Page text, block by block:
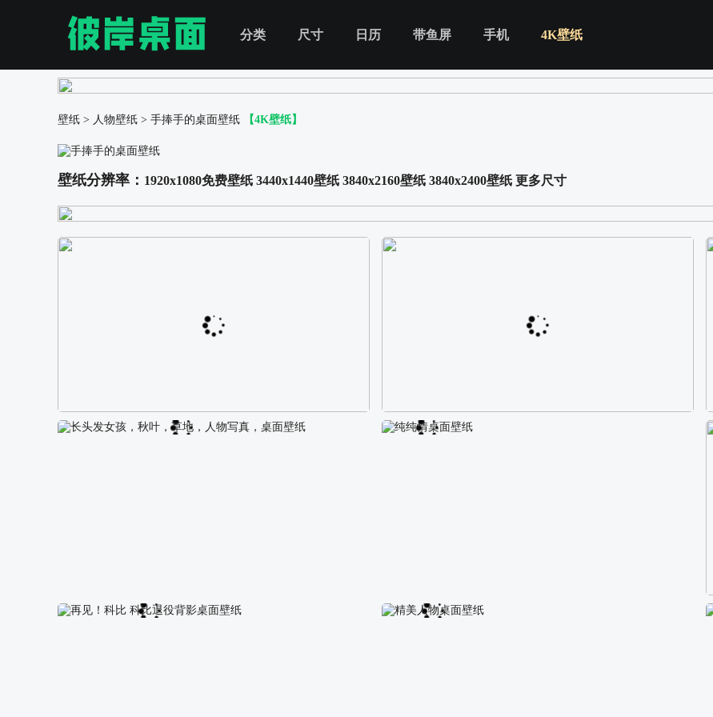
分类 尺寸 日历 带鱼屏 手机 4K壁纸
壁纸 > 人物壁纸 > 手捧手的桌面壁纸 【4K壁纸】
壁纸分辨率： 1920x1080免费壁纸 3440x1440壁纸 3840x2160壁纸 3840x2400壁纸 更多尺寸
阿尔卑斯山区自然风景壁纸 校园长发可爱美女4K电脑壁纸
长头发女孩，秋叶，草地，人物写真，桌面壁纸 纯纯情桌面壁纸